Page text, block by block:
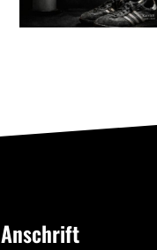
(1959–
Anschrift